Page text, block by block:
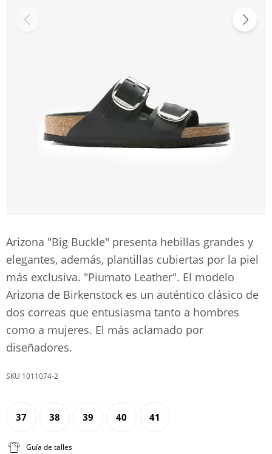
Arizona "Big Buckle" presenta hebillas grandes y
elegantes, además, plantillas cubiertas por la piel
más exclusiva. "Piumato Leather". El modelo
Arizona de Birkenstock es un auténtico clásico de
dos correas que entusiasma tanto a hombres
como a mujeres. El más aclamado por
diseñadores.
1011074-2
37 38 39 40 41
Guía de talles